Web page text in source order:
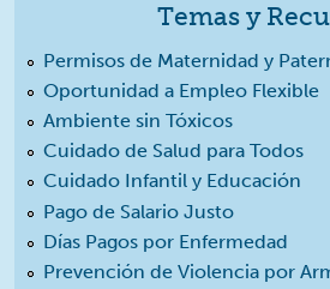
Temas y
Permisos de Maternidad y
Oportunidad a Empleo Flexible
Ambiente sin Tóxicos
Cuidado de Salud para Todos
Cuidado Infantil y Educación
Pago de Salario Justo
Días Pagos por Enfermedad
Prevención de Violencia por